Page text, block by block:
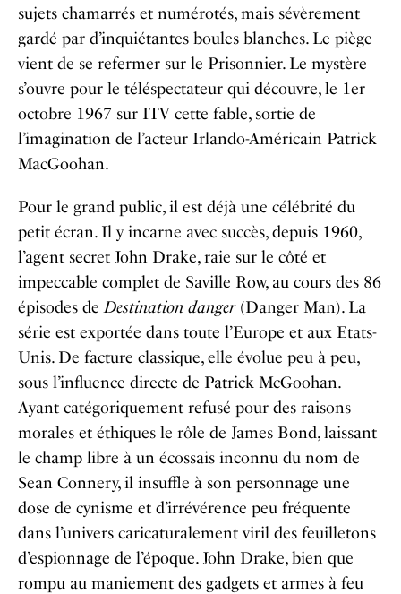
sujets chamarrés et numérotés, mais sévèrement
gardé par d’inquiétantes boules blanches. Le piège
vient de se refermer sur le Prisonnier. Le mystère
s’ouvre pour le téléspectateur qui découvre, le 1er
octobre 1967 sur ITV cette fable, sortie de
l’imagination de l’acteur Irlando-Américain Patrick
MacGoohan.
Pour le grand public, il est déjà une célébrité du
petit écran. Il y incarne avec succès, depuis 1960,
l’agent secret John Drake, raie sur le côté et
impeccable complet de Saville Row, au cours des 86
épisodes deDestination danger(Danger Man). La
série est exportée dans toute l’Europe et aux Etats-
Unis. De facture classique, elle évolue peu à peu,
sous l’influence directe de Patrick McGoohan.
Ayant catégoriquement refusé pour des raisons
morales et éthiques le rôle de James Bond, laissant
le champ libre à un écossais inconnu du nom de
Sean Connery, il insuffle à son personnage une
dose de cynisme et d’irrévérence peu fréquente
dans l’univers caricaturalement viril des feuilletons
d’espionnage de l’époque. John Drake, bien que
rompu au maniement des gadgets et armes à feu